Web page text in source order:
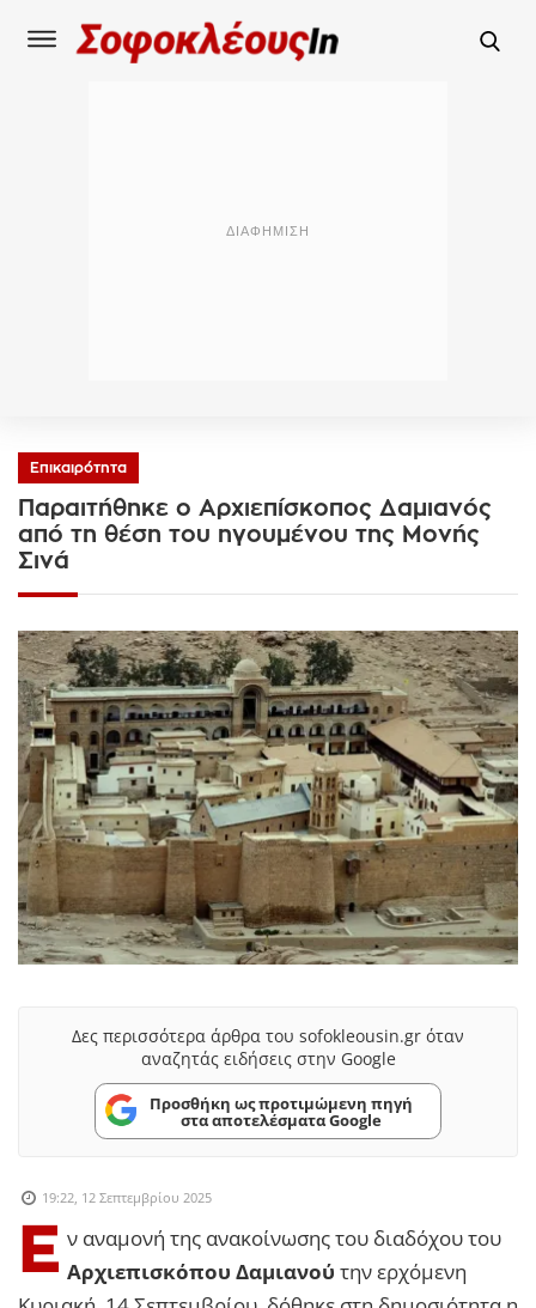
Επικαιρότητα
Παραιτήθηκε ο Αρχιεπίσκοπος Δαμιανός
από τη θέση του ηγουμένου της Μονής
Σινά
Δες περισσότερα άρθρα του sofokleousin.gr όταν
αναζητάς ειδήσεις στην Google
Προσθήκη ως προτιμώμενη πηγή
στα αποτελέσματα Google
19:22, 12 Σεπτεμβρίου 2025
Ε ν αναμονή της ανακοίνωσης του διαδόχου του
Αρχιεπισκόπου Δαμιανού την ερχόμενη